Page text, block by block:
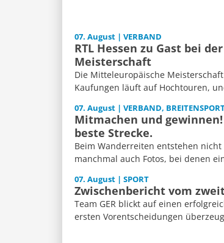
07. August | VERBAND
RTL Hessen zu Gast bei
Meisterschaft
Die Mitteleuropäische
Kaufungen läuft auf Hochtouren,
07. August | VERBAND,
Mitmachen und
beste Strecke.
Beim Wanderreiten entstehen
manchmal auch Fotos, bei denen
07. August | SPORT
Zwischenbericht vom
Team GER blickt auf einen
ersten Vorentscheidungen